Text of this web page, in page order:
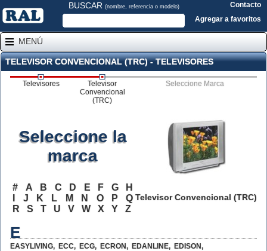
BUSCAR (nombre, referencia o modelo)
Contacto
Agregar a favoritos
MENÚ
TELEVISOR CONVENCIONAL (TRC) - TELEVISORES
Televisores
Televisor
Convencional
(TRC)
Seleccione Marca
Televisor Convencional (TRC)
Seleccione la
marca
# A B C D E F G
H
J K L M N O P
Q
R
S T U V W X Y Z
E
EASYLIVING, ECC, ECG, ECRON, EDANLINE, EDISON,